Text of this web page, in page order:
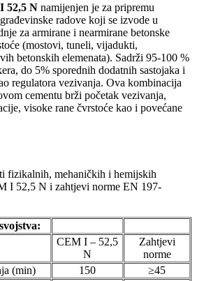
52,5 N namijenjen je za pripremu
radove koji se izvode u
za armirane i nearmirane betonske
(mostovi, tuneli, vijadukti,
betonskih elemenata). Sadrži 95-100 %
do 5% sporednih dodatnih sastojaka i
regulatora vezivanja. Ova kombinacija
cementu brži početak vezivanja,
visoke rane čvrstoće kao i povećane
fizikalnih, mehaničkih i hemijskih
I 52,5 N i zahtjevi norme EN 197-
CEM I – 52,5
N
Zahtjevi
norme
(min)
150
≥45